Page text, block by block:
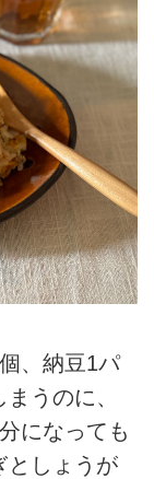
、納豆1パ
うのに、
になっても
としょうが